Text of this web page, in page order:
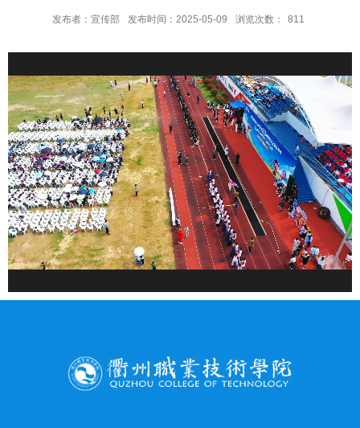
发布者：宣传部 发布时间：2025-05-09 浏览次数： 811